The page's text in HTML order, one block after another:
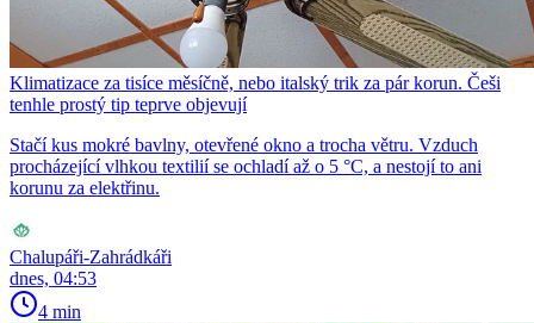
Klimatizace za tisíce měsíčně, nebo italský trik za pár korun. Češi
tenhle prostý tip teprve objevují
Stačí kus mokré bavlny, otevřené okno a trocha větru. Vzduch
procházející vlhkou textilií se ochladí až o 5 °C, a nestojí to ani
korunu za elektřinu.
Chalupáři-Zahrádkáři
dnes, 04:53
4 min